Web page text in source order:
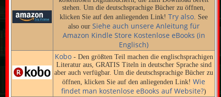
stehen. Um die deutschsprachige Bücher zu öffnen,
klicken Sie auf den anliegenden Link!Try also . See
also our Siehe auch unsere Anleitung für
Amazon Kindle Store Kostenlose eBooks (in
Englisch)
Kobo- Den größten Teil machen die englischsprachigen
Literatur aus, GRATIS Titeln in deutscher Sprache sind
aber auch verfügbar. Um die deutschsprachige Bücher zu
öffnen, klicken Sie auf den anliegenden Link!Wie
findet man kostenlose eBooks auf Website?)